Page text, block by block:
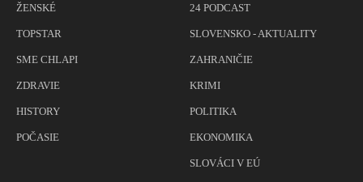
ŽENSKÉ
TOPSTAR
SME CHLAPI
ZDRAVIE
HISTORY
POČASIE
24 PODCAST
SLOVENSKO - AKTUALITY
ZAHRANIČIE
KRIMI
POLITIKA
EKONOMIKA
SLOVÁCI V EÚ